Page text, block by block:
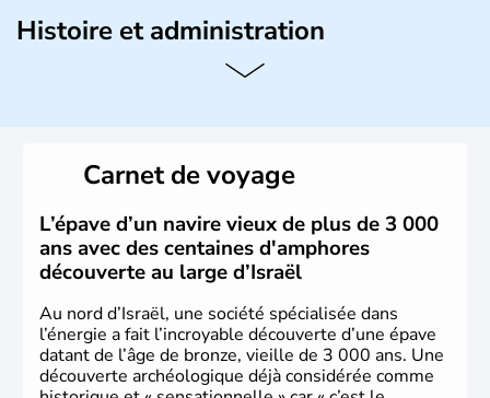
Histoire et administration
L'Israël est un état de la partie est de la Méditerranée,
vrai essor économique dans le domaine des nouvelles
Carnet de voyage
L’épave d’un navire vieux de plus de 3 000
ans avec des centaines d'amphores
découverte au large d’Israël
Au nord d’Israël, une société spécialisée dans
l’énergie a fait l’incroyable découverte d’une épave
datant de l’âge de bronze, vieille de 3 000 ans. Une
découverte archéologique déjà considérée comme